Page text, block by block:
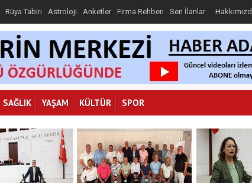
Rüya Tabiri Astroloji Anketler Firma Rehberi Seri İlanlar
SAĞLIK YAŞAM KÜLTÜR SPOR